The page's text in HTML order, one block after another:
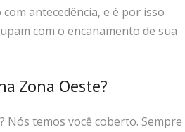
antecedência, e é por isso
com o encanamento de sua
Zona Oeste?
temos você coberto. Sempre